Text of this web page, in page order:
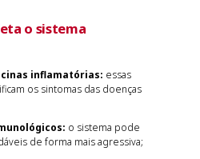
o sistema
inflamatórias: essas
os sintomas das doenças
o sistema pode
de forma mais agressiva;